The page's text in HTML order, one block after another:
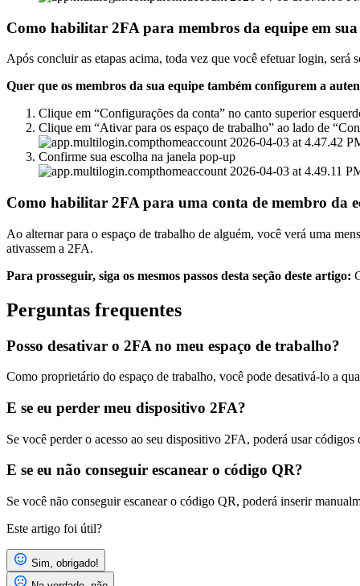
Como habilitar 2FA para membros da equipe em
Após concluir as etapas acima, toda vez que você efetuar login,
Quer que os membros da sua equipe também configurem a
Clique em “Configurações da conta” no canto superior
Clique em “Ativar para os espaço de trabalho” ao lado de
Confirme sua escolha na janela pop-up
Como habilitar 2FA para uma conta de membro da
Ao alternar para o espaço de trabalho de alguém, você verá uma
ativassem a 2FA.
Para prosseguir, siga os mesmos passos desta seção deste artigo:
Perguntas frequentes
Posso desativar o 2FA no meu espaço de trabalho?
Como proprietário do espaço de trabalho, você pode desativá-lo a
E se eu perder meu dispositivo 2FA?
Se você perder o acesso ao seu dispositivo 2FA, poderá usar
E se eu não conseguir escanear o código QR?
Se você não conseguir escanear o código QR, poderá inserir
Este artigo foi útil?
Sim, obrigado!